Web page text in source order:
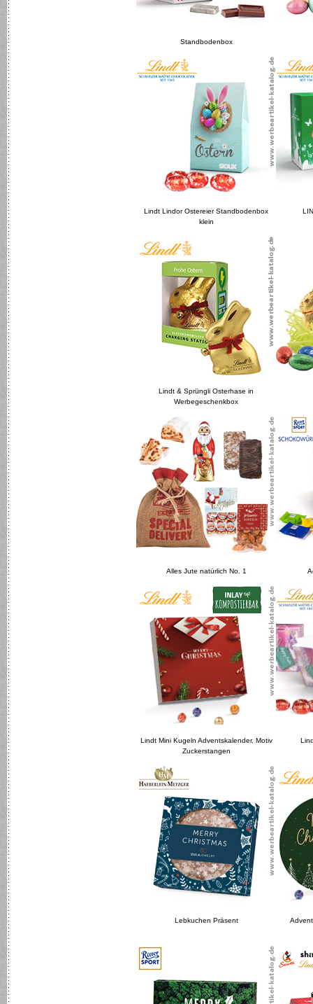
Standbodenbox
Lindt Lindor Ostereier Standbodenbox
klein
Lindt & Sprüngli Osterhase in
Werbegeschenkbox
Alles Jute natürlich No. 1
Lindt Mini Kugeln Adventskalender, Motiv
Zuckerstangen
Lebkuchen Präsent